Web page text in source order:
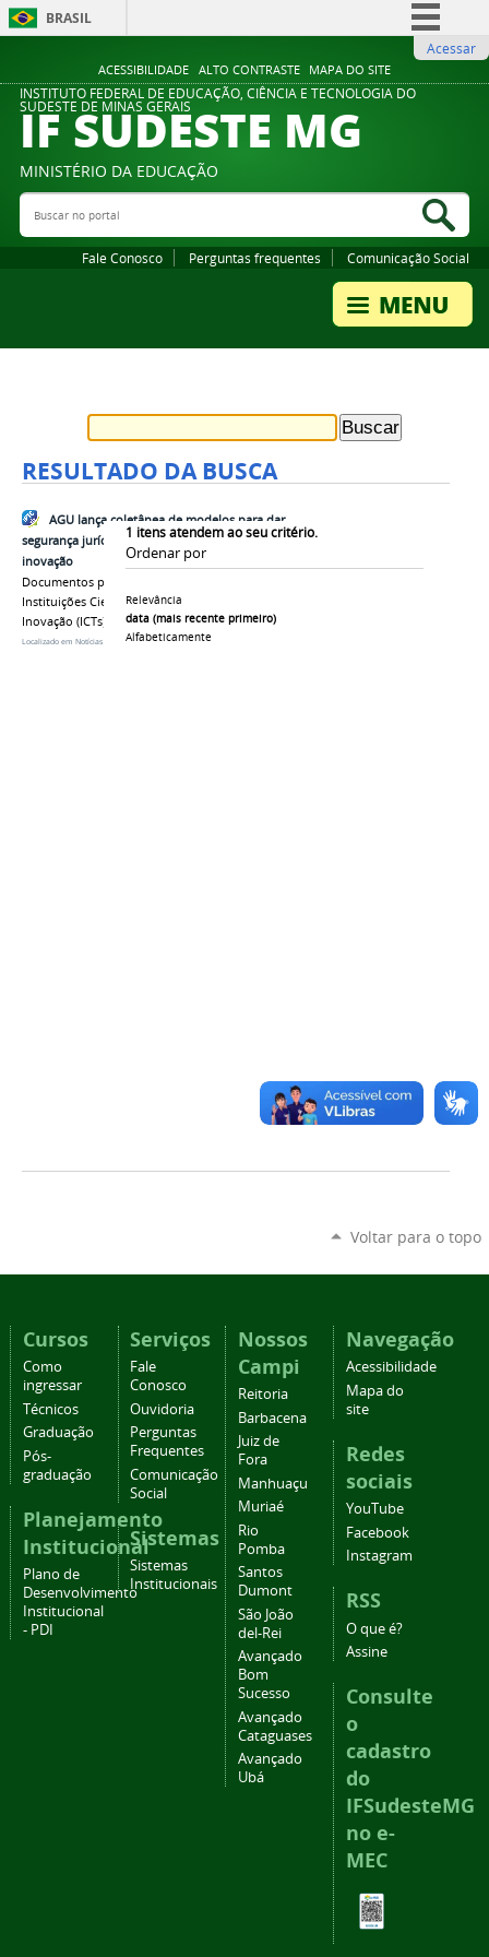
ACESSIBILIDADE ALTO CONTRASTE MAPA DO SITE
BRASIL
Comunica BR
Participe
Legislação
Acessar
INSTITUTO FEDERAL DE EDUCAÇÃO, CIÊNCIA E TECNOLOGIA DO
SUDESTE DE MINAS GERAIS
IF SUDESTE MG
MINISTÉRIO DA EDUCAÇÃO
Buscar no portal
Fale Conosco Perguntas frequentes Comunicação Social
RESULTADO DA BUSCA
1 itens atendem ao seu critério.
Ordenar por
Relevância
data (mais recente primeiro)
Alfabeticamente
AGU lança coletânea de modelos para dar
segurança jurídica a ações e parcerias ligadas a
inovação
Documentos poderão ser utilizados por
Instituições Científicas, Tecnológicas e de
Inovação (ICTs) públicas federais
Localizado em Notícias 2024 /07
Voltar para o topo
Cursos
Como
ingressar
Técnicos
Graduação
Pós-
graduação
Planejamento
Institucional
Plano de
Desenvolvimento
Institucional
- PDI
Serviços
Fale
Conosco
Ouvidoria
Perguntas
Frequentes
Comunicação
Social
Sistemas
Sistemas
Institucionais
Nossos
Campi
Reitoria
Barbacena
Juiz de
Fora
Manhuaçu
Muriaé
Rio
Pomba
Santos
Dumont
São João
del-Rei
Avançado
Bom
Sucesso
Avançado
Cataguases
Avançado
Ubá
Navegação
Acessibilidade
Mapa do
site
Redes
sociais
YouTube
Facebook
Instagram
RSS
O que é?
Assine
Consulte
o
cadastro
do
IFSudesteMG
no e-
MEC